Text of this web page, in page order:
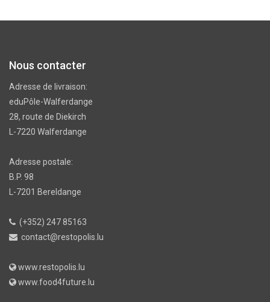
Nous contacter
Adresse de livraison:
eduPôle-Walferdange
28, route de Diekirch
L-7220 Walferdange
Adresse postale:
B.P. 98
L-7201 Bereldange
(+352) 247 85163
contact@restopolis.lu
www.restopolis.lu
www.food4future.lu